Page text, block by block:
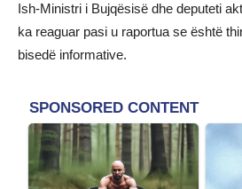
Ish-Ministri i Bujqësisë dhe deputeti
ka reaguar pasi u raportua se është
bisedë informative.